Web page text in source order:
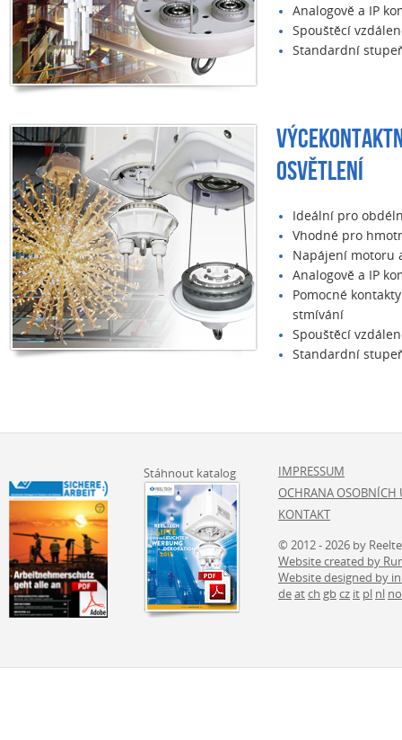
Analogově a IP
Spouštěcí
Standardní
OSVĚTLENÍ
Ideální pro
Vhodné pro
Napájení motoru
Analogově a IP
Pomocné
stmívání
Spouštěcí
Standardní
Stáhnout katalog
IMPRESSUM
OCHRANA OSOBNÍCH
KONTAKT
© 2012 - 2026 by
Website created by
Website designed by
deatch gbcz it pl nl no